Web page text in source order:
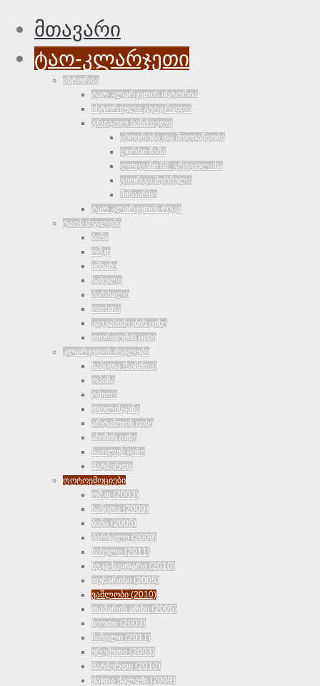
მთავარი
ტაო-კლარჯეთი
ისტორია
ტაო-კლარჯეთის ისტორია
ისტორიული გეოგრაფია
გრიგოლ ხანძთელი
ცხოვრება და მოღვაწეობა
ღირსი მამა
ლოცვანი წმ. გრიგოლისა
გიორგი მერჩული
შინაარსი
ტაო-კლარჯეთის რუკა
ტაოს ძეგლები
ბანა
ოშკი
იშხანი
ხახული
პარხალი
ოთხთა
კავკასიძეების ციხე
თორთუმის ციხე
კლარჯეთის ძეგლები
ხანცთა (ხანძთა)
ოპიზა
ტბეთი
დოლისყანა
არტანუჯის ციხე
ახიზის ციხე
სათლეს ციხე
შატბერდი
ფოტოემოციები
ოშკი (2003)
ხანცთა (2009)
ბანა (2005)
პარხალი (2009)
ხახული (2011)
ნუკა-საყდარი (2010)
თუხარისი (2005)
ვაშლობი (2010)
თამარის არხი (2005)
ხეოთი (2003)
ჩანგლი (2011)
ერუშეთი (2003)
შატბერდი (2010)
ქაჯთა ქალაქი (2009)